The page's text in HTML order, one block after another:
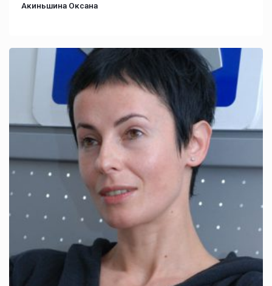
Акиньшина Оксана